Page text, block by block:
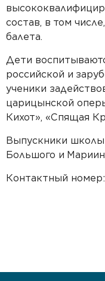
состав, в том
балета.
Дети
росcийской и
ученики
царицынской
Кихот», «Спящая
Выпускники
Большого и
Контактный